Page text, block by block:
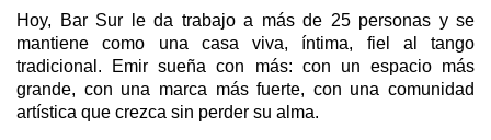
Hoy, Bar Sur le da trabajo a más de 25 personas y se
mantiene como una casa viva, íntima, fiel al tango
tradicional. Emir sueña con más: con un espacio más
grande, con una marca más fuerte, con una comunidad
artística que crezca sin perder su alma.